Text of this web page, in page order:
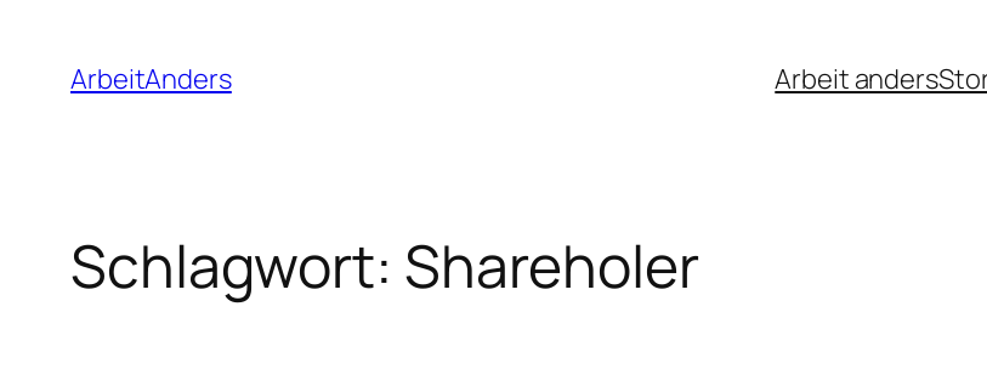
Inhalt
springen
ArbeitAnders Arbeit anders
Schlagwort: Shareholer